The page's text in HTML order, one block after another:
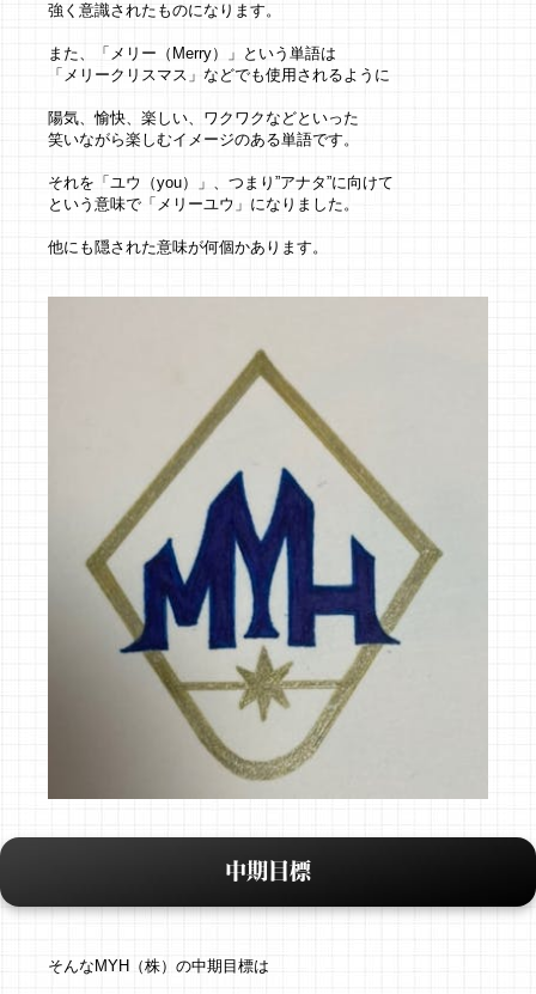
強く意識されたものになります。
また、「メリー（Merry）」という単語は
「メリークリスマス」などでも使用されるように
陽気、愉快、楽しい、ワクワクなどといった
笑いながら楽しむイメージのある単語です。
それを「ユウ（you）」、つまり”アナタ”に向けて
という意味で「メリーユウ」になりました。
他にも隠された意味が何個かあります。
中期目標
そんなMYH（株）の中期目標は